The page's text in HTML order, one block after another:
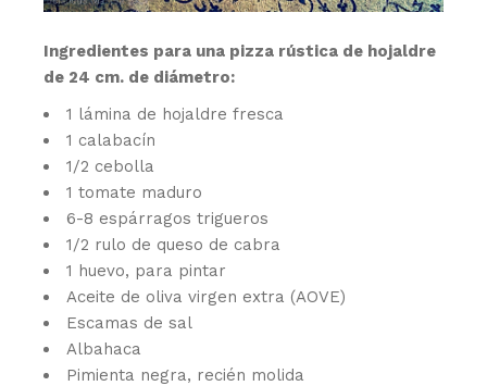
Ingredientes para una pizza rústica de hojaldre
de 24 cm. de diámetro:
1 lámina de hojaldre fresca
1 calabacín
1/2 cebolla
1 tomate maduro
6-8 espárragos trigueros
1/2 rulo de queso de cabra
1 huevo, para pintar
Aceite de oliva virgen extra (AOVE)
Escamas de sal
Albahaca
Pimienta negra, recién molida